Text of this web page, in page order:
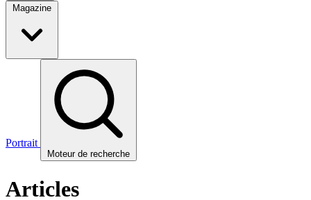
Magazine
Portrait
Moteur de recherche
Articles